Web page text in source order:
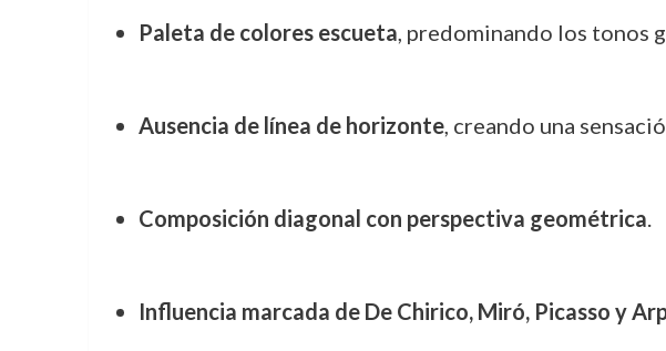
Paleta de colores escueta, predominando los tonos
Ausencia de línea de horizonte, creando una
Composición diagonal con perspectiva geométrica.
Influencia marcada de De Chirico, Miró, Picasso y